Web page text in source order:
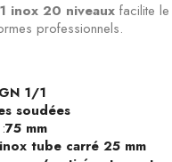
inox 20 niveaux facilite
professionnels.
GN 1/1
soudées
75 mm
inox tube carré 25 mm